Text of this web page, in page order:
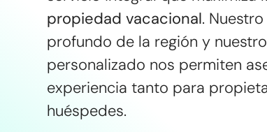
propiedad vacacional.
profundo de la región y
personalizado nos permiten
experiencia tanto para
huéspedes.